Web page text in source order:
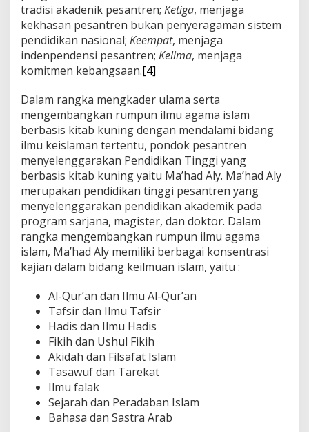
tradisi akadenik pesantren; Ketiga, menjaga
kekhasan pesantren bukan penyeragaman sistem
pendidikan nasional; Keempat, menjaga
indenpendensi pesantren; Kelima, menjaga
komitmen kebangsaan.[4]
Dalam rangka mengkader ulama serta
mengembangkan rumpun ilmu agama islam
berbasis kitab kuning dengan mendalami bidang
ilmu keislaman tertentu, pondok pesantren
menyelenggarakan Pendidikan Tinggi yang
berbasis kitab kuning yaitu Ma’had Aly. Ma’had Aly
merupakan pendidikan tinggi pesantren yang
menyelenggarakan pendidikan akademik pada
program sarjana, magister, dan doktor. Dalam
rangka mengembangkan rumpun ilmu agama
islam, Ma’had Aly memiliki berbagai konsentrasi
kajian dalam bidang keilmuan islam, yaitu :
Al-Qur’an dan Ilmu Al-Qur’an
Tafsir dan Ilmu Tafsir
Hadis dan Ilmu Hadis
Fikih dan Ushul Fikih
Akidah dan Filsafat Islam
Tasawuf dan Tarekat
Ilmu falak
Sejarah dan Peradaban Islam
Bahasa dan Sastra Arab